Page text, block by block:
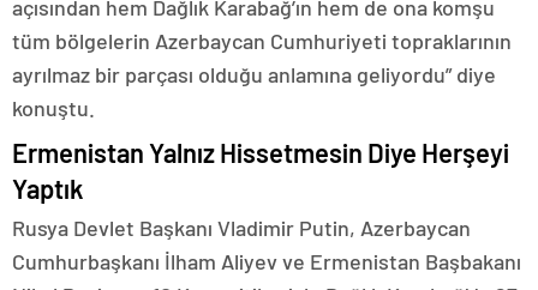
açısından hem Dağlık Karabağ’ın hem de ona komşu
tüm bölgelerin Azerbaycan Cumhuriyeti topraklarının
ayrılmaz bir parçası olduğu anlamına geliyordu” diye
konuştu.
Ermenistan Yalnız Hissetmesin Diye Herşeyi
Yaptık
Rusya Devlet Başkanı Vladimir Putin, Azerbaycan
Cumhurbaşkanı İlham Aliyev ve Ermenistan Başbakanı